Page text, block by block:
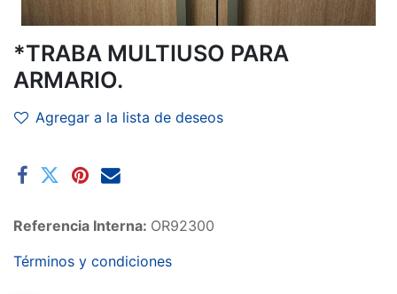
*TRABA MULTIUSO PARA
ARMARIO.
Agregar a la lista de deseos
Referencia Interna: OR92300
Términos y condiciones